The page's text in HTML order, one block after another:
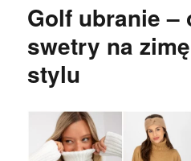
Golf ubranie –
swetry na
stylu